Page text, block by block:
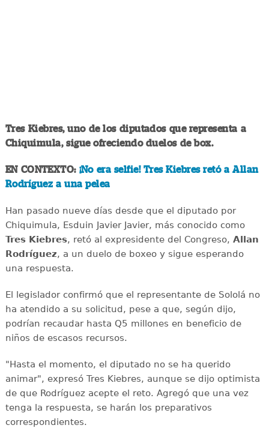
Tres Kiebres, uno de los diputados que representa a
Chiquimula, sigue ofreciendo duelos de box.
EN CONTEXTO: ¡No era selfie! Tres Kiebres retó a Allan
Rodríguez a una pelea
Han pasado nueve días desde que el diputado por
Chiquimula, Esduin Javier Javier, más conocido como
Tres Kiebres, retó al expresidente del Congreso, Allan
Rodríguez, a un duelo de boxeo y sigue esperando
una respuesta.
El legislador confirmó que el representante de Sololá no
ha atendido a su solicitud, pese a que, según dijo,
podrían recaudar hasta Q5 millones en beneficio de
niños de escasos recursos.
"Hasta el momento, el diputado no se ha querido
animar", expresó Tres Kiebres, aunque se dijo optimista
de que Rodríguez acepte el reto. Agregó que una vez
tenga la respuesta, se harán los preparativos
correspondientes.